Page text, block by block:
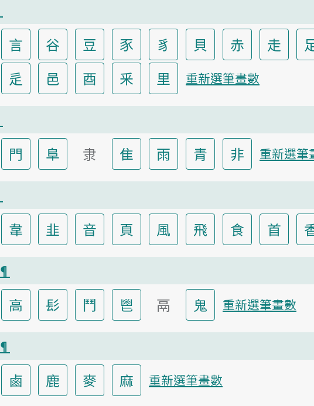
言 谷 豆 豕 豸 貝 赤 走
辵 邑 酉 釆 里 重新選筆畫數
門 阜 隶 隹 雨 青 非 重新選筆
韋 韭 音 頁 風 飛 食 首
¶
高 髟 鬥 鬯 鬲 鬼 重新選筆畫數
¶
鹵 鹿 麥 麻 重新選筆畫數